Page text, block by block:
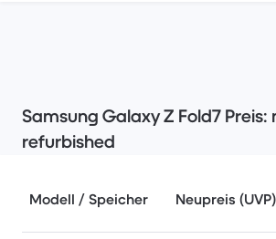
Samsung Galaxy Z Fold7 Preis:
refurbished
Modell / Speicher Neupreis (UVP)